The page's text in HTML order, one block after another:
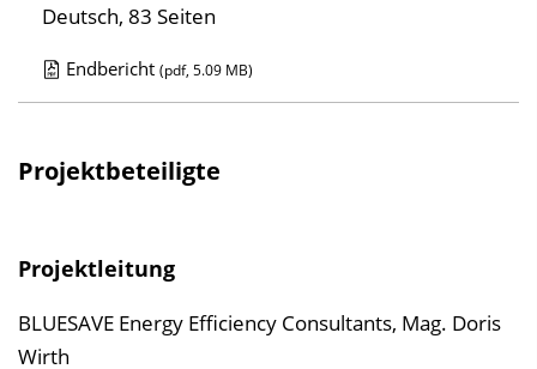
Deutsch, 83 Seiten
D
w
o
d
Endbericht (pdf, 5.09 MB)
Projektbeteiligte
Projektleitung
BLUESAVE Energy Efficiency Consultants, Mag. Doris
Wirth